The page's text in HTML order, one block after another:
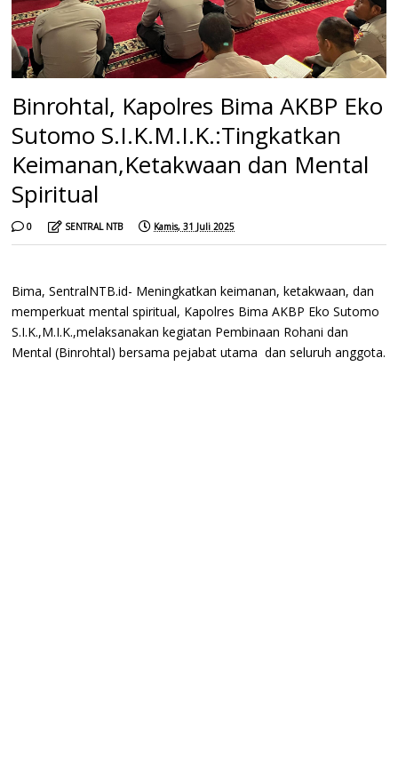
Binrohtal, Kapolres Bima AKBP Eko
Sutomo S.I.K.M.I.K.:Tingkatkan
Keimanan,Ketakwaan dan Mental
Spiritual
0 SENTRAL NTB Kamis, 31 Juli 2025
Bima, SentralNTB.id- Meningkatkan keimanan, ketakwaan, dan
memperkuat mental spiritual, Kapolres Bima AKBP Eko Sutomo
S.I.K.,M.I.K.,melaksanakan kegiatan Pembinaan Rohani dan
Mental (Binrohtal) bersama pejabat utama dan seluruh anggota.